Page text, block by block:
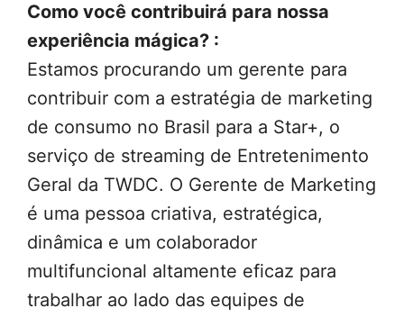
Como você contribuirá para nossa
experiência mágica? :
Estamos procurando um gerente para
contribuir com a estratégia de marketing
de consumo no Brasil para a Star+, o
serviço de streaming de Entretenimento
Geral da TWDC. O Gerente de Marketing
é uma pessoa criativa, estratégica,
dinâmica e um colaborador
multifuncional altamente eficaz para
trabalhar ao lado das equipes de